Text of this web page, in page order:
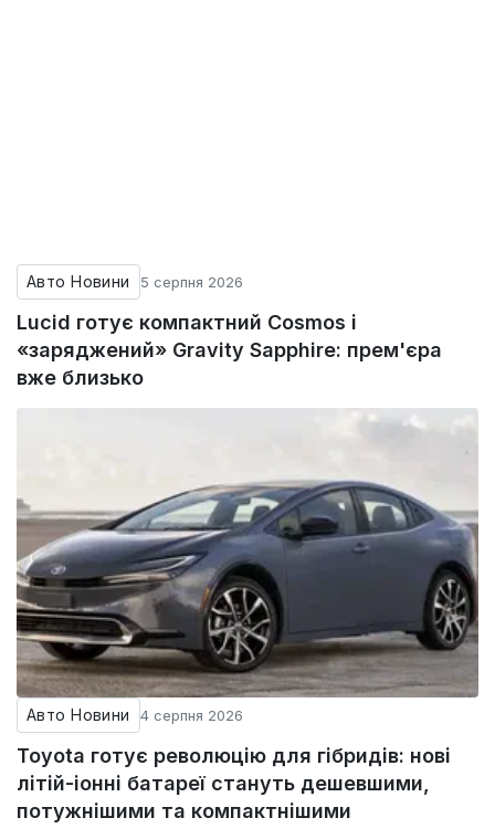
Авто Новини 5 серпня 2026
Lucid готує компактний Cosmos і
«заряджений» Gravity Sapphire: прем'єра
вже близько
Авто Новини 4 серпня 2026
Toyota готує революцію для гібридів: нові
літій-іонні батареї стануть дешевшими,
потужнішими та компактнішими